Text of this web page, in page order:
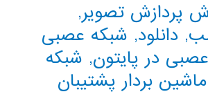
پردازش تصویر,
, دانلود, شبکه عصبی
در پایتون, شبکه
ماشین بردار پشتیبان